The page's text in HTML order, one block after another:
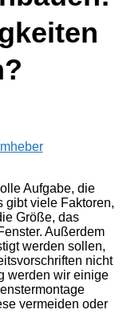
Aufgabe, die
gibt viele Faktoren,
Größe, das
Außerdem
werden sollen,
nicht
werden wir einige
vermeiden oder